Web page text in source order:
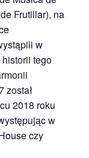
Frutillar), na
w
tego
został
2018 roku
w
czy